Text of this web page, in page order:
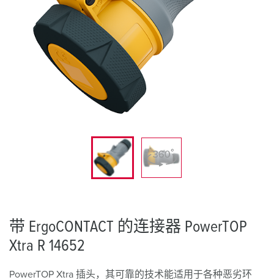
带 ErgoCONTACT 的连接器 PowerTOP
Xtra R 14652
PowerTOP Xtra 插头，其可靠的技术能适用于各种恶劣环